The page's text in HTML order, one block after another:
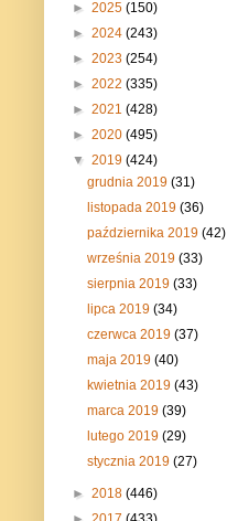
► 2025 (150)
► 2024 (243)
► 2023 (254)
► 2022 (335)
► 2021 (428)
► 2020 (495)
▼ 2019 (424)
grudnia 2019(31)
listopada 2019(36)
października 2019(42)
września 2019(33)
sierpnia 2019(33)
lipca 2019(34)
czerwca 2019(37)
maja 2019(40)
kwietnia 2019(43)
marca 2019(39)
lutego 2019(29)
stycznia 2019(27)
► 2018 (446)